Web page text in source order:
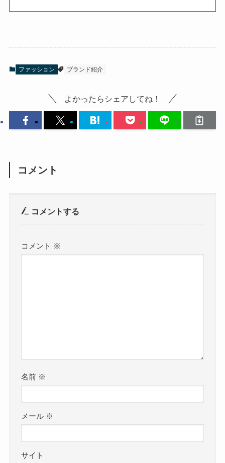
ファッション ブランド紹介
よかったらシェアしてね！
コメント
コメントする
コメント ※
名前 ※
メール ※
サイト